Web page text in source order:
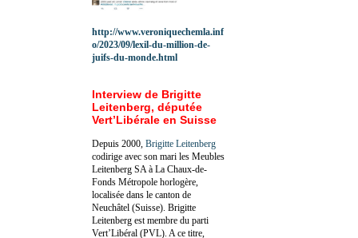
http://www.veroniquechemla.inf
o/2023/09/lexil-du-million-de-
juifs-du-monde.html
Interview de Brigitte
Leitenberg, députée
Vert’Libérale en Suisse
Depuis 2000, Brigitte Leitenberg
codirige avec son mari les Meubles
Leitenberg SA à La Chaux-de-
Fonds Métropole horlogère,
localisée dans le canton de
Neuchâtel (Suisse). Brigitte
Leitenberg est membre du parti
Vert’Libéral (PVL). A ce titre,